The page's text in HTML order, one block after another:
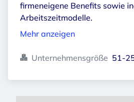
firmeneigene Benefits sowie
Arbeitszeitmodelle.
Mehr anzeigen
Unternehmensgröße 51-